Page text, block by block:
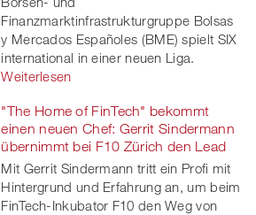
Finanzmarktinfrastrukturgruppe Bolsas
y Mercados Españoles (BME) spielt SIX
international in einer neuen Liga.
Weiterlesen
"The Home of FinTech" bekommt
einen neuen Chef: Gerrit Sindermann
übernimmt bei F10 Zürich den Lead
Mit Gerrit Sindermann tritt ein Profi mit
Hintergrund und Erfahrung an, um beim
FinTech-Inkubator F10 den Weg von